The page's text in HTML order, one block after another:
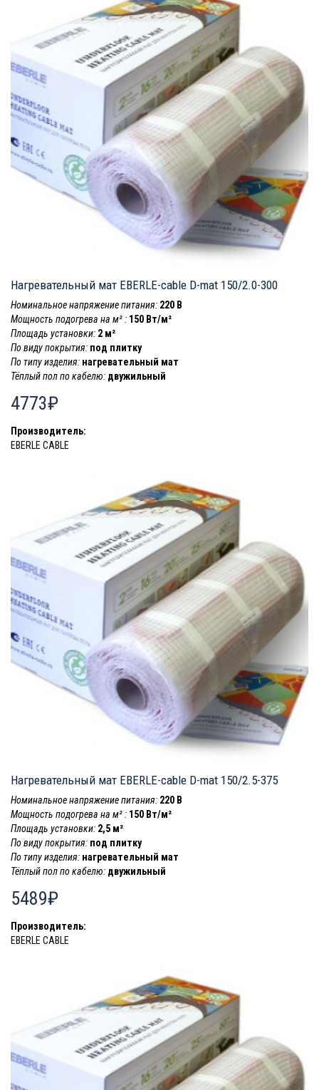
Нагревательный мат EBERLE-cable D-mat 150/2.0-300
Номинальное напряжение питания: 220 В
Мощность подогрева на м² : 150 Вт/м²
Площадь установки: 2 м²
По виду покрытия: под плитку
По типу изделия: нагревательный мат
Тёплый пол по кабелю: двужильный
4773₽
Производитель:
EBERLE CABLE
Нагревательный мат EBERLE-cable D-mat 150/2.5-375
Номинальное напряжение питания: 220 В
Мощность подогрева на м² : 150 Вт/м²
Площадь установки: 2,5 м²
По виду покрытия: под плитку
По типу изделия: нагревательный мат
Тёплый пол по кабелю: двужильный
5489₽
Производитель:
EBERLE CABLE